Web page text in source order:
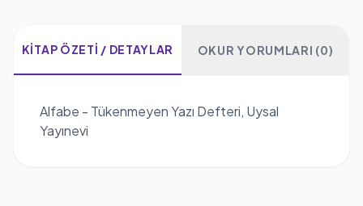
KITAP ÖZETI / DETAYLAR OKUR YORUMLARI (0)
Alfabe - Tükenmeyen Yazı Defteri, Uysal
Yayınevi